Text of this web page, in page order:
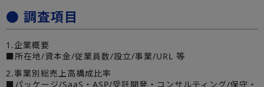
● 調査項目
1.企業概要
■所在地/資本金/従業員数/設立/事業/URL 等
2.事業別総売上高構成比率
■パッケージ/SaaS・ASP/受託開発・コンサルティング/保守・